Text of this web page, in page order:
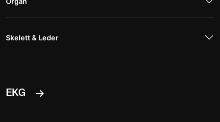
Skelett & Leder
EKG